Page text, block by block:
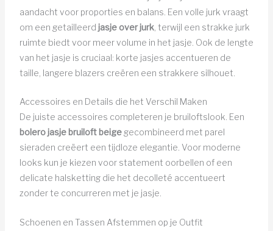
aandacht voor proporties en balans. Een volle jurk vraagt
om een getailleerd jasje over jurk, terwijl een strakke jurk
ruimte biedt voor meer volume in het jasje. Ook de lengte
van het jasje is cruciaal: korte jasjes accentueren de
taille, langere blazers creëren een strakkere silhouet.
Accessoires en Details die het Verschil Maken
De juiste accessoires completeren je bruiloftslook. Een
bolero jasje bruiloft beigegecombineerd met parel
sieraden creëert een tijdloze elegantie. Voor moderne
looks kun je kiezen voor statement oorbellen of een
delicate halsketting die het decolleté accentueert
zonder te concurreren met je jasje.
Schoenen en Tassen Afstemmen op je Outfit